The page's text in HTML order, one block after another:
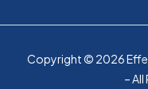
Copyright © 2026
– All